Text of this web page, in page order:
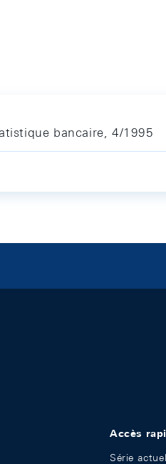
bancaire, 4/1995
Accès
Série